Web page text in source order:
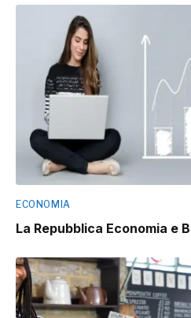
ECONOMIA
La Repubblica Economia e